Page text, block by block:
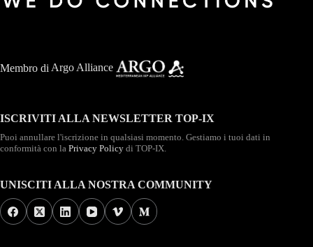
Membro di Argo Alliance
ISCRIVITI ALLA NEWSLETTER TOP-IX
Puoi annullare l'iscrizione in qualsiasi momento. Gestiamo i tuoi dati in
conformità con la Privacy Policy di TOP-IX.
UNISCITI ALLA NOSTRA COMMUNITY